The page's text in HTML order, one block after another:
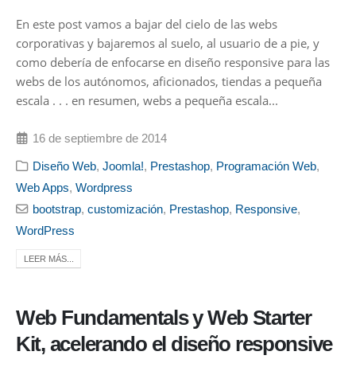
En este post vamos a bajar del cielo de las webs
corporativas y bajaremos al suelo, al usuario de a pie, y
como debería de enfocarse en diseño responsive para las
webs de los autónomos, aficionados, tiendas a pequeña
escala . . . en resumen, webs a pequeña escala...
16 de septiembre de 2014
Diseño Web,Joomla!, Prestashop, Programación Web,
Web Apps, Wordpress
bootstrap,customización, Prestashop, Responsive,
WordPress
LEER MÁS...
Web Fundamentals y Web Starter
Kit, acelerando el diseño responsive